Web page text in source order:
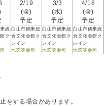
2/19
(金)
予定
3/3
(水)
予定
4/16
(金)
予定
総
ク
白山市鶴来総
合文化会館ク
レイン
地図等参照
白山市鶴来総
合文化会館ク
レイン
地図等参照
白山市鶴来総
合文化会館ク
レイン
地図等参照
をする場合があります。